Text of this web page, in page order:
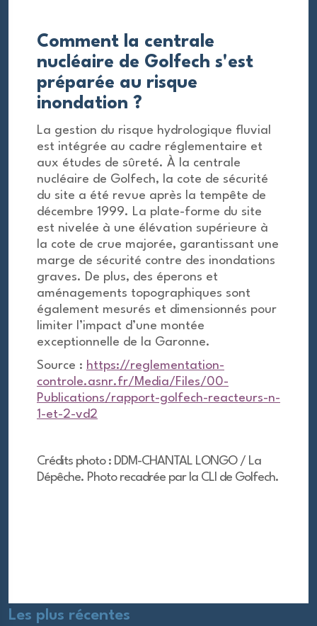
Les plus récentes
Comment la centrale
nucléaire de Golfech s'est
préparée au risque
inondation ?
La gestion du risque hydrologique fluvial
est intégrée au cadre réglementaire et
aux études de sûreté. À la centrale
nucléaire de Golfech, la cote de sécurité
du site a été revue après la tempête de
décembre 1999. La plate-forme du site
est nivelée à une élévation supérieure à
la cote de crue majorée, garantissant une
marge de sécurité contre des inondations
graves. De plus, des éperons et
aménagements topographiques sont
également mesurés et dimensionnés pour
limiter l’impact d’une montée
exceptionnelle de la Garonne.
Source : https://reglementation-
controle.asnr.fr/Media/Files/00-
Publications/rapport-golfech-reacteurs-n-
1-et-2-vd2
Crédits photo : DDM-CHANTAL LONGO / La
Dépêche. Photo recadrée par la CLI de Golfech.